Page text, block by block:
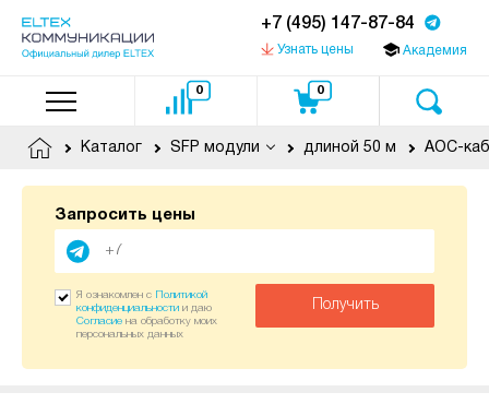
+7 (495) 147-87-84
Узнать цены Академия
0 0
Каталог SFP модули длиной 50 м AOC-
Запросить цены
Получить
Я ознакомлен с
Политикой
конфиденциальности и даю
Согласие на обработку моих
персональных данных